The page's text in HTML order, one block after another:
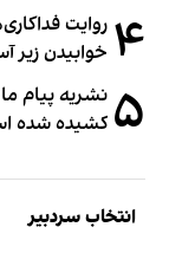
۴ خوابیدن زیر
۵ نشریه پیام
کشیده شده
انتخاب سردبیر